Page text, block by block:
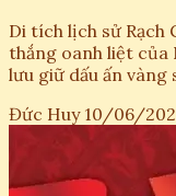
Di tích lịch sử Rạch
thắng oanh liệt của
lưu giữ dấu ấn
Đức Huy 10/06/